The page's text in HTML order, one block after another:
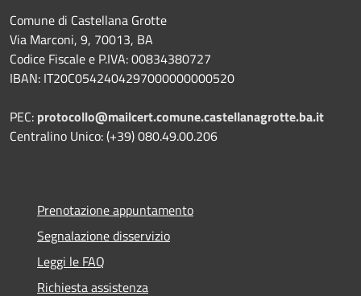
Comune di Castellana Grotte
Via Marconi, 9, 70013, BA
Codice Fiscale e P.IVA: 00834380727
IBAN: IT20C0542404297000000000520
PEC: protocollo@mailcert.comune.castellanagrotte.ba.it
Centralino Unico: (+39) 080.49.00.206
Prenotazione appuntamento
Segnalazione disservizio
Leggi le FAQ
Richiesta assistenza